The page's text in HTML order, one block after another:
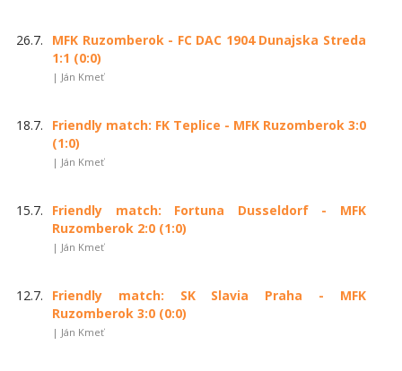
26.7.
MFK Ruzomberok - FC DAC 1904 Dunajska Streda
1:1 (0:0)
| Ján Kmeť
18.7.
Friendly match: FK Teplice - MFK Ruzomberok 3:0
(1:0)
| Ján Kmeť
15.7.
Friendly match: Fortuna Dusseldorf - MFK
Ruzomberok 2:0 (1:0)
| Ján Kmeť
12.7.
Friendly match: SK Slavia Praha - MFK
Ruzomberok 3:0 (0:0)
| Ján Kmeť